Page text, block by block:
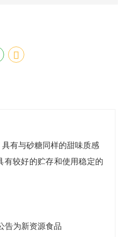
有与砂糖同样的甜味质感
较好的贮存和使用稳定的
为新资源食品